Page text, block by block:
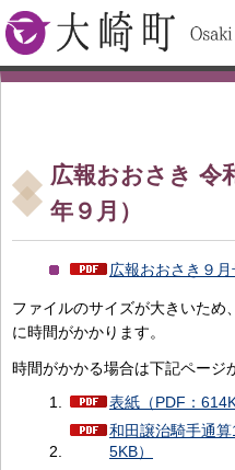
大崎町
広報おおさき 令
年９月）
広報おおさき９月
ファイルのサイズが大きいため
に時間がかかります。
時間がかかる場合は下記ページ
表紙（PDF：
和田譲治騎手通
5KB）